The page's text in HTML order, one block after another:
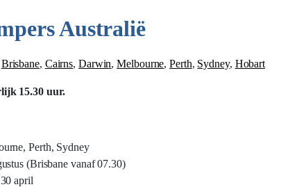
Australië
Brisbane, Cairns, Darwin,Melbourne,Perth, Sydney, Hobart
15.30 uur.
Perth, Sydney
(Brisbane vanaf 07.30)
april